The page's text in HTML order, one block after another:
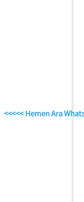
<<<<< Hemen Ara